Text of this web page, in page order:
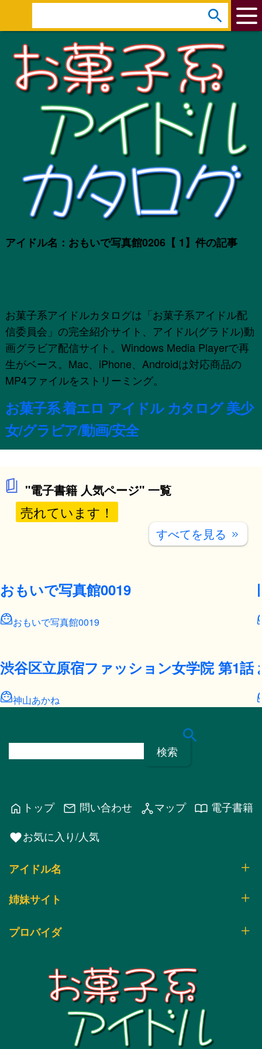
アイドル名：おもいで写真館0206【 1】件の記事
お菓子系アイドルカタログは「お菓子系アイドル配
信委員会」の完全紹介サイト、アイドル(グラドル)動
画グラビア配信サイト。Windows Media Playerで再
生がベース。Mac、iPhone、Androidは対応商品の
MP4ファイルをストリーミング。
お菓子系 着エロ アイドル カタログ 美少
女/グラビア/動画/安全
e
a
r
arrow_circle_down
"電子書籍 人気ページ" 一覧
売れています！
すべてを見る keyboard_double_arrow_right
おもいで写真館0019
おもいで写真館0019
渋谷区立原宿ファッション女学院 第1話
神山あかね
プロバイダ
home トップ mail 問い合わせ network_nodeマップ import_contacts 電子書籍
favoriteお気に入り/人気
アイドル名
姉妹サイト